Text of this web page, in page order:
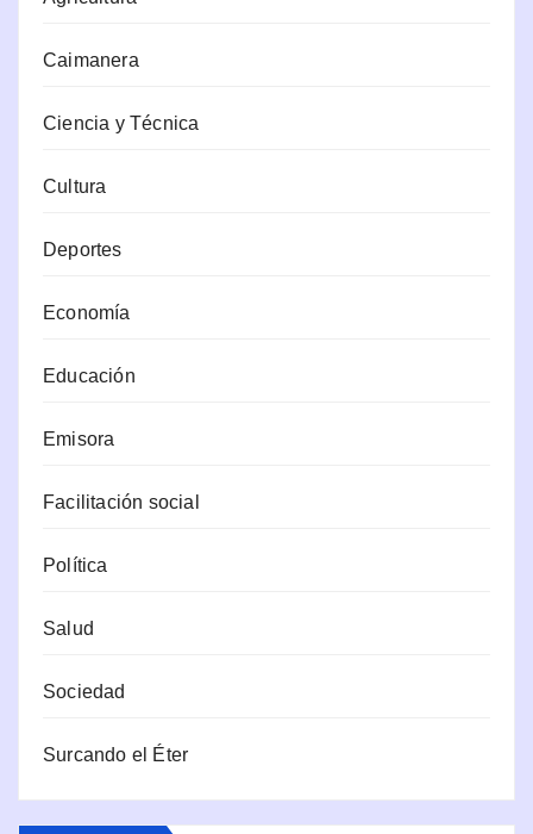
Caimanera
Ciencia y Técnica
Cultura
Deportes
Economía
Educación
Emisora
Facilitación social
Política
Salud
Sociedad
Surcando el Éter